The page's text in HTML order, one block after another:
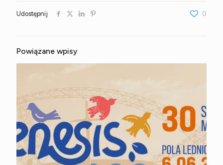
Udostępnij 0
Powiązane wpisy